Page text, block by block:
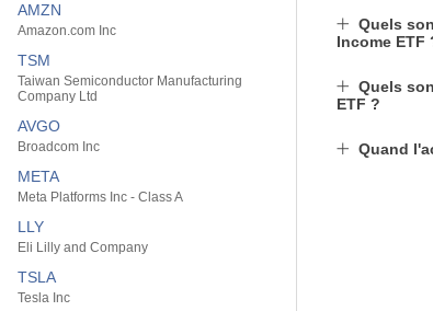
AMZN
Amazon.com Inc
TSM
Taiwan Semiconductor Manufacturing
Company Ltd
AVGO
Broadcom Inc
META
Meta Platforms Inc - Class A
LLY
Eli Lilly and Company
TSLA
Tesla Inc
Quels
Income ETF
Quels
ETF ?
Quand